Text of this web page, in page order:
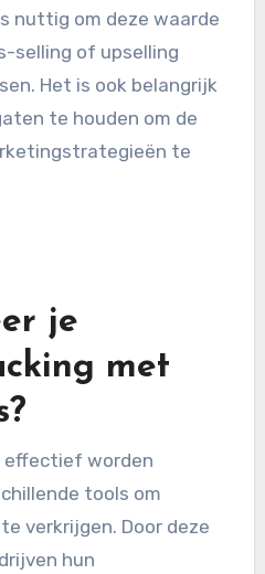
aantal bestellingen.
om de totale omzet
je meer klanten hoeft
afhankelijk van
te houden om de
te